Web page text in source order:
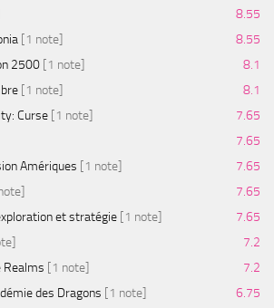
8.55
[1 note]
8.55
2500 [1 note]
8.1
[1 note]
8.1
Curse [1 note]
7.65
7.65
Amériques [1 note]
7.65
7.65
et stratégie [1 note]
7.65
7.2
Realms [1 note]
7.2
des Dragons [1 note] 6.75